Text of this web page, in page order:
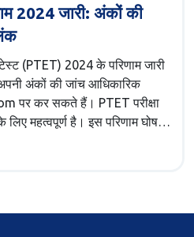
2024 जारी: अंकों की
(PTET) 2024 के परिणाम जारी
अंकों की जांच आधिकारिक
पर कर सकते हैं। PTET परीक्षा
लिए महत्वपूर्ण है। इस परिणाम घोषणा
एक महत्वपूर्ण उपलब्धि प्राप्त हुई